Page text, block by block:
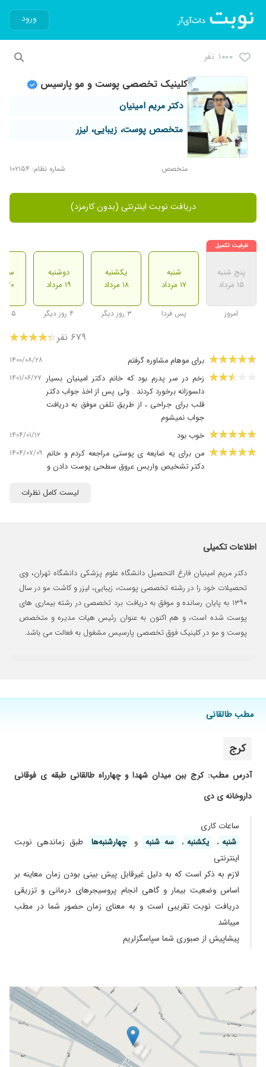
ورود
۱۰۰۰ نفر
کلینیک تخصصی پوست و مو پارسیس
دکتر مریم امینیان
متخصص پوست، زیبایی، لیزر
متخصص شماره نظام: ۱۰۲۱۵۴
دریافت نوبت اینترنتی (بدون کارمزد)
پنج شنبه
۱۵ مرداد
امروز
شنبه
۱۷ مرداد
پس فردا
یکشنبه
۱۸ مرداد
۳ روز دیگر
دوشنبه
۱۹ مرداد
۴ روز دیگر
سه
۲۰ مرداد
۵ روز دیگر
۶۷۹ نفر
برای موهام مشاوره گرفتم ۱۴۰۰/۰۸/۲۸
زخم در سر پدرم بود که خانم دکتر امینیان بسیار
دلسوزانه برخورد کردند . ولی پس از اخذ جواب دکتر
قلب برای جراحی ، از طریق تلفن موفق به دریافت
جواب نمیشوم
۱۴۰۱/۰۶/۲۷
خوب بود ۱۴۰۴/۰۱/۱۲
من برای یه ضایعه ی پوستی مراجعه کردم و خانم
دکتر تشخیص واریس عروق سطحی پوست دادن و
من به سرعت در حال بهبودی هست، من خیلی
۱۴۰۴/۰۷/۰۹
مدام داشت و اصلا خوب نمیشد و پیش خانم دکتر
خوب بود ۱۴۰۰/۰۱/۲۸
کلینیک خوب و مجهزی است ۱۴۰۱/۰۹/۱۶
بسیار عالی بود ۱۳۹۹/۰۷/۲۴
کارشون وتشخیصشون عالیه خیلی راضی ام ۱۴۰۰/۰۶/۰۶
عالی با یک بار مراجعه مشکل صورتم حل شد ۱۴۰۴/۰۸/۰۳
برای جوش های صورتم مراجعه کردم بهم قرص
۱۴۰۴/۰۷/۰۶
مشکل جوش صورت در دخترم که در حال درمان
۱۴۰۴/۰۸/۲۲
راضی بودم از کار خانم دکتر ۱۴۰۴/۰۳/۰۶
عدم رضایت ۱۴۰۴/۰۶/۰۱
اگزما داشتم خیلی سریع درمان شد ممنون ۱۴۰۳/۱۲/۱۴
عدم رضایت
راضی بودم ریزش مو ۱۴۰۴/۰۴/۳۰
جراحی لبیاپلاستی و تزریق ژل لب.تو یک جمله بگم
خانم دکتر امینیان بی نظیرن هم در علم و هم در
اخلاق.عاشقشونم.
۱۴۰۰/۱۰/۱۹
خانم دکتر تشخیصش خوب بود ۱۴۰۲/۰۳/۰۶
لیست کامل نظرات
اطلاعات تکمیلی
دکتر مریم امینیان فارغ التحصیل دانشگاه علوم پزشکی دانشگاه تهران، وی
تحصیلات خود را در رشته تخصصی پوست، زیبایی، لیزر و کاشت مو در سال
١٣٩٠ به پایان رسانده و موفق به دریافت برد تخصصی در رشته بیماری های
پوست شده است، و هم اکنون به عنوان رئیس هیات مدیره و متخصص
پوست و مو در کلینیک فوق تخصصی پارسیس مشغول به فعالت می باشد.
مطب طالقانی
کرج
آدرس مطب: کرج ببن میدان شهدا و چهارراه طالقانی طبقه ی فوقانی
داروخانه ی دی
ساعات کاری
شنبه ، یکشنبه ، سه شنبه و چهارشنبه‌ها
طبق زماندهی نوبت
اینترنتی
لازم به ذکر است که به دلیل غیرقابل پیش بینی بودن زمان معاینه بر
اساس وضعیت بیمار و گاهی انجام پروسیجر‌های درمانی و تزریقی
دریافت نوبت تقریبی است و به معنای زمان حضور شما در مطب
میباشد
پیشاپیش از صبوری شما سپاسگزلریم